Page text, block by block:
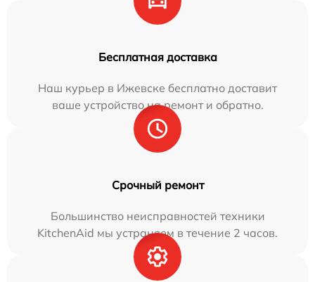
Бесплатная доставка
Наш курьер в Ижевске бесплатно доставит
ваше устройство на ремонт и обратно.
Срочный ремонт
Большинство неисправностей техники
KitchenAid мы устраняем в течение 2 часов.